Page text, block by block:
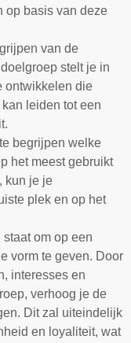
op basis van deze
van de
stelt je in
ontwikkelen die
leiden tot een
begrijpen welke
het meest gebruikt
kun je je
plek en op het
om op een
vorm te geven. Door
interesses en
verhoog je de
Dit zal uiteindelijk
en loyaliteit, wat